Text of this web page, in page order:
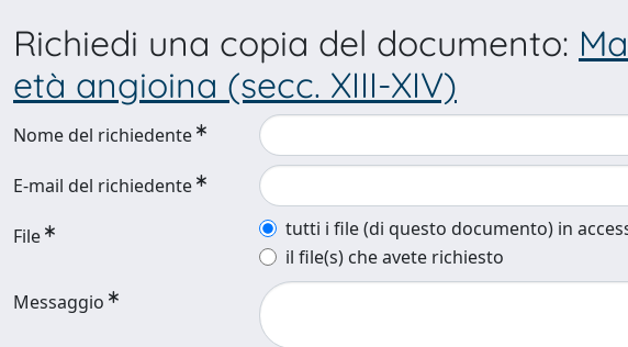
Richiedi una copia del documento:
età angioina (secc. XIII-XIV)
Nome del richiedente
E-mail del richiedente
File
tutti i file (di questo documento) in
il file(s) che avete richiesto
Messaggio